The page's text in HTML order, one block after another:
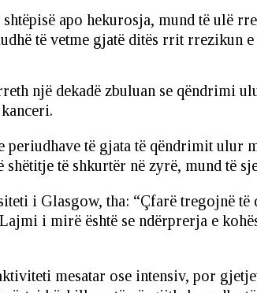
apo hekurosja, mund të ulë
të vetme gjatë ditës rrit rrezikun
një dekadë zbuluan se qëndrimi
periudhave të gjata të qëndrimit
të shkurtër në zyrë, mund të
i Glasgow, tha: “Çfarë tregojnë të
i mirë është se ndërprerja e
mesatar ose intensiv, por